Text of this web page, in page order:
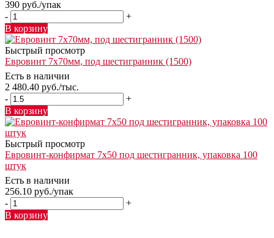
390 руб./упак
-
+
В корзину
Быстрый просмотр
Евровинт 7х70мм, под шестигранник (1500)
Есть в наличии
2 480.40 руб./тыс.
-
+
В корзину
Быстрый просмотр
Евровинт-конфирмат 7х50 под шестигранник, упаковка 100
штук
Есть в наличии
256.10 руб./упак
-
+
В корзину